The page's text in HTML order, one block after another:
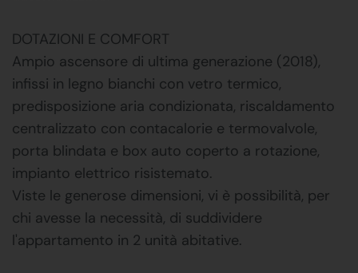
DOTAZIONI E COMFORT
Ampio ascensore di ultima generazione (2018),
infissi in legno bianchi con vetro termico,
predisposizione aria condizionata, riscaldamento
centralizzato con contacalorie e termovalvole,
porta blindata e box auto coperto a rotazione,
impianto elettrico risistemato.
Viste le generose dimensioni, vi è possibilità, per
chi avesse la necessità, di suddividere
l'appartamento in 2 unità abitative.